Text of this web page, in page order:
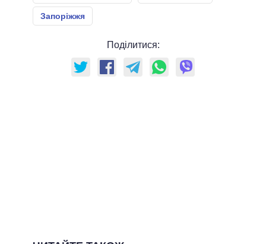
Запоріжжя
Поділитися: